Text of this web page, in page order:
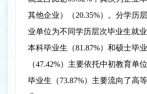
其他企业）（20.35%）。分学历
业单位为不同学历层次毕业生就
本科毕业生（81.87%）和硕士毕
（47.42%）主要依托中初教育单
毕业生（73.87%）主要流向了高